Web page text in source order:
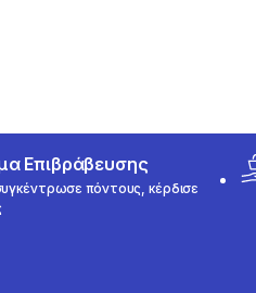
Επιβράβευσης
πόντους, κέρδισε